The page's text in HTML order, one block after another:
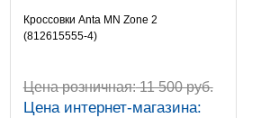
Кроссовки Anta MN Zone 2
(812615555-4)
Цена розничная:11 500 руб.
Цена интернет-магазина: